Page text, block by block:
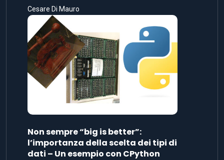
Cesare Di Mauro
Non sempre “big is better”:
l’importanza della scelta dei tipi di
dati – Un esempio con CPython